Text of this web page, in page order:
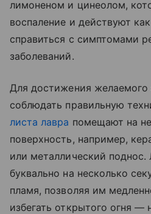
лимоненом и цинеолом,
воспаление и действуют
справиться с симптомами
заболеваний.
Для достижения
соблюдать правильную
листа лавра помещают на
поверхность, например,
или металлический
буквально на несколько
пламя, позволяя им
избегать открытого огня —